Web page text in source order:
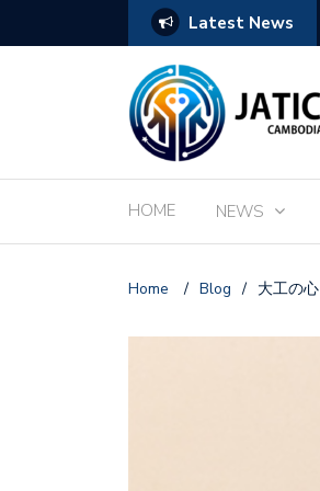
Latest News
ើងដោយអ្នកគាំទ្ររឿងអានីមេជប៉ុន
HOME NEWS
Home / Blog / 大工の心